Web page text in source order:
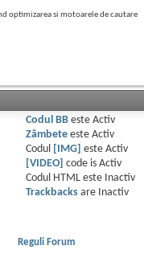
optimizarea si motoarele de cautare
Codul BBeste Activ
Zâmbeteeste Activ
Codul
[IMG] este Activ
[VIDEO]
code is Activ
Codul HTML este
Inactiv
Trackbacksare
Inactiv
Reguli Forum